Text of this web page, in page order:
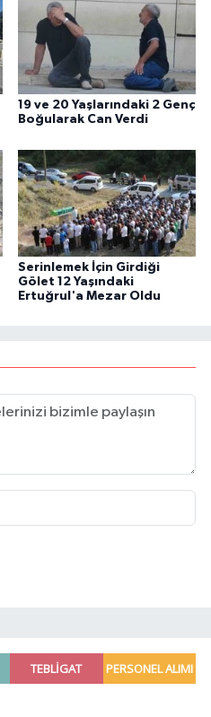
19 ve 20 Yaşlarındaki 2 Genç
Boğularak Can Verdi
Serinlemek İçin Girdiği
Gölet 12 Yaşındaki
Ertuğrul'a Mezar Oldu